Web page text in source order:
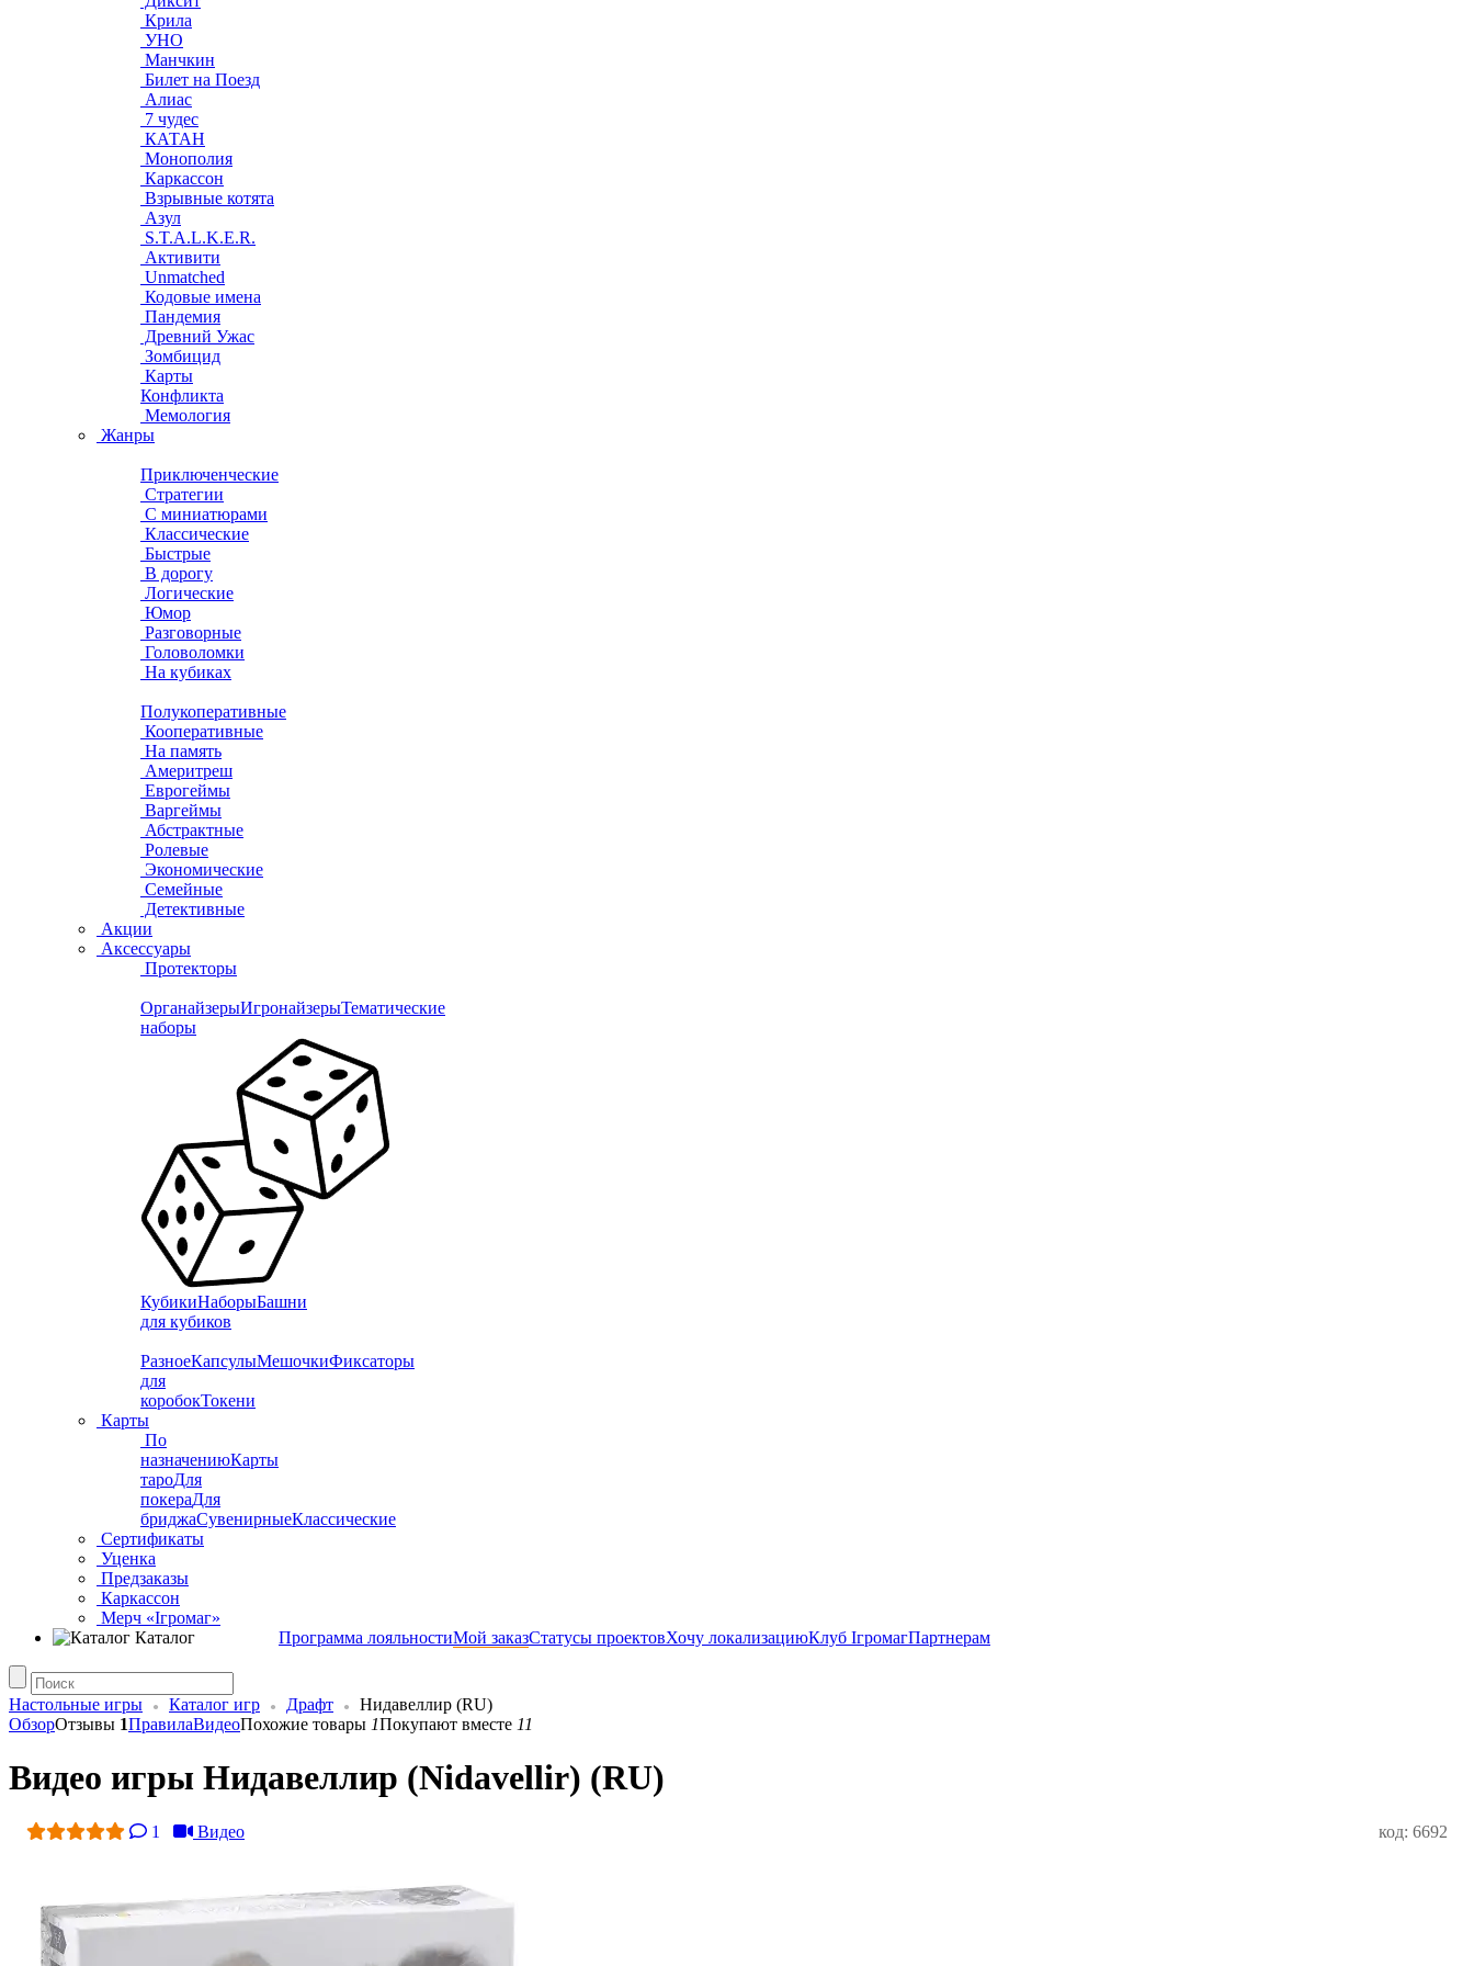
Крила
УНО
Манчкин
Билет на Поезд
Алиас
7 чудес
КАТАН
Монополия
Каркассон
Взрывные котята
Азул
S.T.A.L.K.E.R.
Активити
Unmatched
Кодовые имена
Пандемия
Древний Ужас
Зомбицид
Карты
Конфликта
Мемология
Жанры
Приключенческие
Стратегии
С миниатюрами
Классические
Быстрые
В дорогу
Логические
Юмор
Разговорные
Головоломки
На кубиках
Полукоперативные
Кооперативные
На память
Америтреш
Еврогеймы
Варгеймы
Абстрактные
Ролевые
Экономические
Семейные
Детективные
Акции
Аксессуары
Протекторы
ОрганайзерыИгронайзерыТематические
наборы
КубикиНаборыБашни
для кубиков
РазноеКапсулыМешочкиФиксаторы
для
коробокТокени
Карты
По
назначениюКарты
тароДля
покераДля
бриджаСувенирныеКлассические
Сертификаты
Уценка
Предзаказы
Каркассон
Мерч «Ігромаг»
Каталог
Программа лояльностиМой заказСтатусы проектовХочу локализациюКлуб ІгромагПартнерам
Настольные игры Каталог игр Драфт
Нидавеллир (RU)
ОбзорОтзывы 1ПравилаВидеоПохожие товары 1Покупают вместе 11
Видео игры Нидавеллир (Nidavellir) (RU)
1 Видео код: 6692